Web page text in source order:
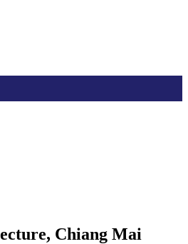
Chiang Mai